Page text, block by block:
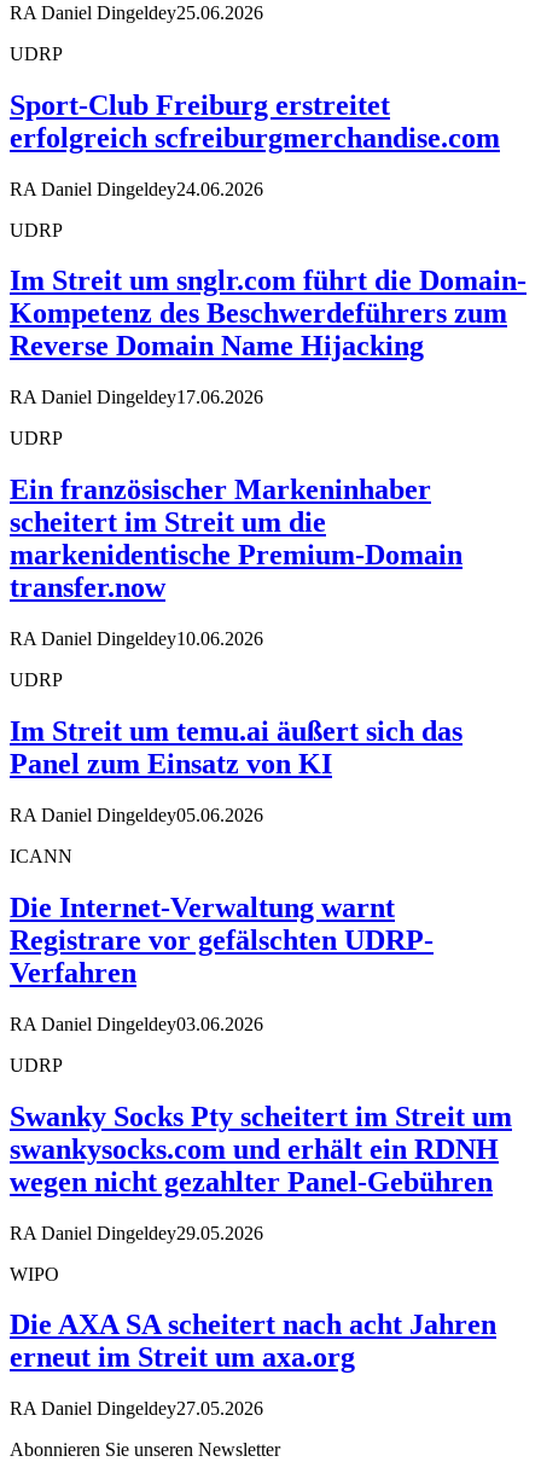
RA Daniel Dingeldey25.06.2026
UDRP
Sport-Club Freiburg erstreitet
erfolgreich scfreiburgmerchandise.com
RA Daniel Dingeldey24.06.2026
UDRP
Im Streit um snglr.com führt die Domain-
Kompetenz des Beschwerdeführers zum
Reverse Domain Name Hijacking
RA Daniel Dingeldey17.06.2026
UDRP
Ein französischer Markeninhaber
scheitert im Streit um die
markenidentische Premium-Domain
transfer.now
RA Daniel Dingeldey10.06.2026
UDRP
Im Streit um temu.ai äußert sich das
Panel zum Einsatz von KI
RA Daniel Dingeldey05.06.2026
ICANN
Die Internet-Verwaltung warnt
Registrare vor gefälschten UDRP-
Verfahren
RA Daniel Dingeldey03.06.2026
UDRP
Swanky Socks Pty scheitert im Streit um
swankysocks.com und erhält ein RDNH
wegen nicht gezahlter Panel-Gebühren
RA Daniel Dingeldey29.05.2026
WIPO
Die AXA SA scheitert nach acht Jahren
erneut im Streit um axa.org
RA Daniel Dingeldey27.05.2026
Abonnieren Sie unseren Newsletter